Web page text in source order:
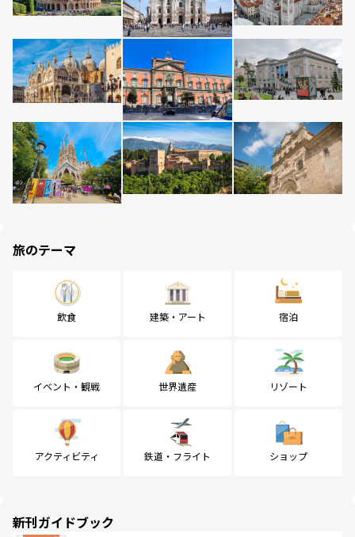
旅のテーマ
飲食 建築・アート 宿泊
イベント・観戦 世界遺産 リゾート
アクティビティ 鉄道・フライト ショップ
新刊ガイドブック